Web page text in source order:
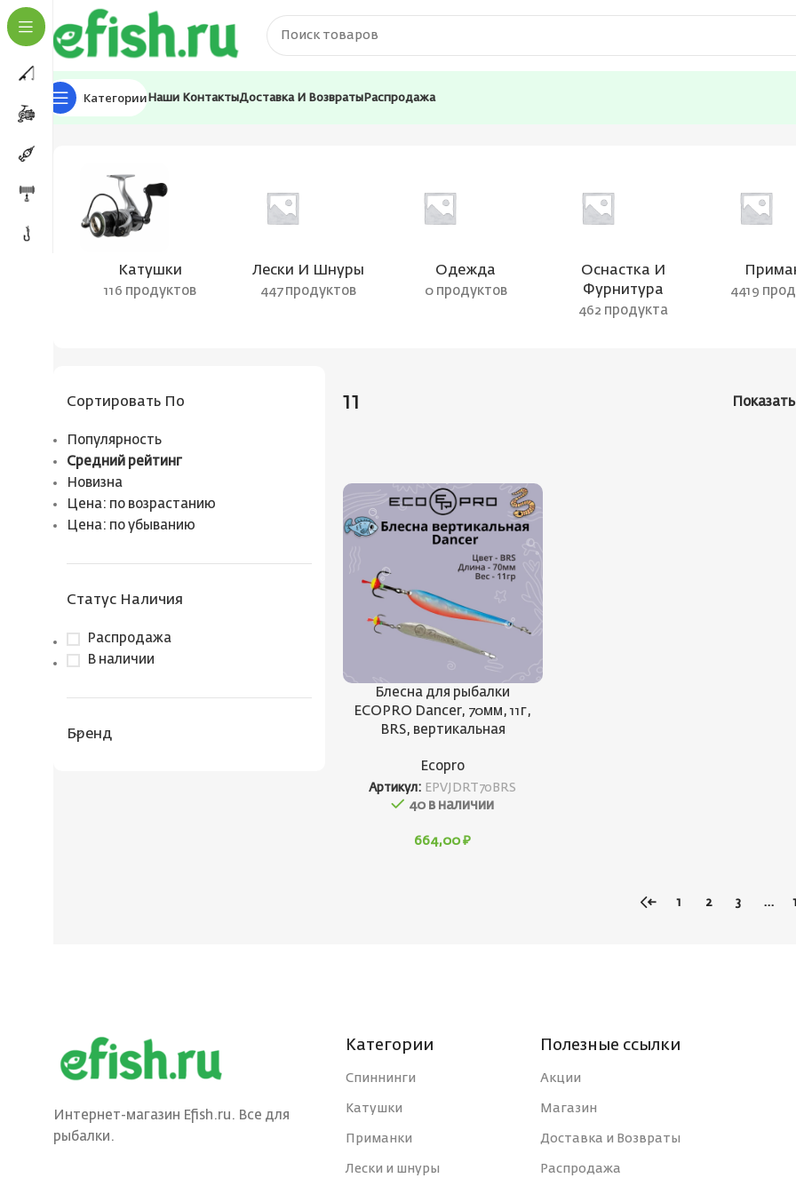
Категории Наши КонтактыДоставка И Возвраты Распродажа
Главная Товар Вес приманки
Катушки
116 продуктов
Лески И Шнуры
447 продуктов
Одежда
0 продуктов
Оснастка И
Фурнитура
462 продукта
4419
Сортировать По
Популярность
Средний рейтинг
Новизна
Цена: по возрастанию
Цена: по убыванию
Статус Наличия
Распродажа
В наличии
Бренд
11 Показать
Блесна для рыбалки
ECOPRO Dancer, 70мм, 11г,
BRS, вертикальная
Ecopro
Артикул: EPVJDRT70BRS
40 в наличии
664,00₽
← 1 2 3 …
Интернет-магазин Efish.ru. Все для
рыбалки.
Категории
Спиннинги
Катушки
Приманки
Лески и шнуры
Полезные ссылки
Акции
Магазин
Доставка и Возвраты
Распродажа